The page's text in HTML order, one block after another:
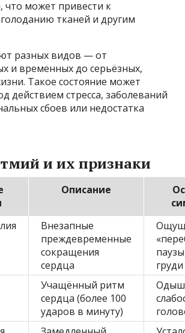
что может привести к
тканей и другим
разных видов — от
и временных до серьёзных,
Такое состояние может
действием стресса, заболеваний
сбоев или недостатка
и их признаки
Описание
Внезапные
преждевременные
сокращения
сердца
груди
Учащённый ритм
сердца (более 100
ударов в минуту)